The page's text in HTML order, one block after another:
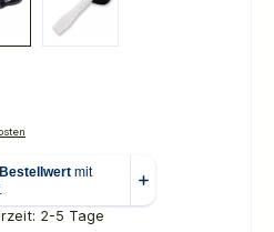
2-5 Tage